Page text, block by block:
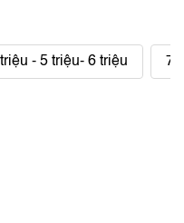
- 5 triệu- 6 triệu 7